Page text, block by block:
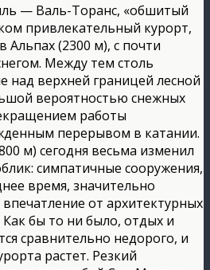
— Валь-Торанс, «обшитый
привлекательный курорт,
(2300 м), с почти
Между тем столь
над верхней границей лесной
вероятностью снежных
работы
перерывом в катании.
м) сегодня весьма изменил
симпатичные сооружения,
время, значительно
от архитектурных
бы то ни было, отдых и
сравнительно недорого, и
растет. Резкий